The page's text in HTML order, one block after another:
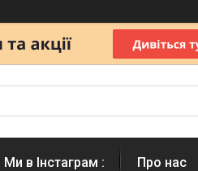
Ми в Інстаграм : Про нас